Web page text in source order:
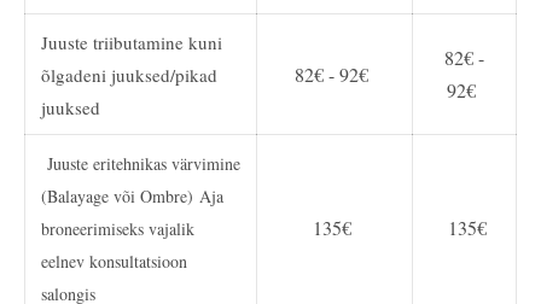
Juuste triibutamine kuni
õlgadeni juuksed/pikad
juuksed
82€ - 92€
82€ -
92€
Juuste eritehnikas värvimine
(Balayage või Ombre) Aja
broneerimiseks vajalik
eelnev konsultatsioon
salongis
135€ 135€